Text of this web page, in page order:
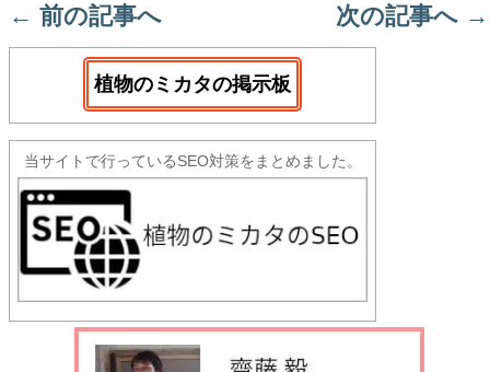
← 前の記事へ 次の記事へ →
植物のミカタの掲示板
当サイトで行っているSEO対策をまとめました。